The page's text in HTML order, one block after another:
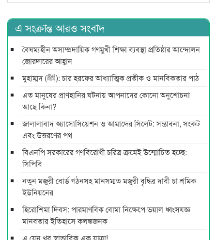
এ সংক্রান্ত আরও সংবাদ
বৈষম্যহীন অসাম্প্রদায়িক গণমুখী শিক্ষা ব্যবস্থা প্রতিষ্ঠার আন্দোলন
জোরদারের আহ্বান
মুহাম্মদ (ﷺ): চার হরফের আধ্যাত্মিক প্রতীক ও মানবিকতার পাঠ
এত মানুষের প্রাণহানির ঘটনায় আপনাদের কোনো অনুশোচনা
আছে কিনা?
জালালাবাদ অ্যাসোসিয়েশন ও আমাদের সিলেট: সম্ভাবনা, সংকট
এবং উত্তরণের পথ
বিএনপি সরকারের গণবিরোধী চরিত্র ক্রমেই উন্মোচিত হচ্ছে:
সিপিবি
নতুন মজুরী বোর্ড গঠনসহ মানসম্মত মজুরী বৃদ্ধির দাবী চা শ্রমিক
ইউনিয়নের
হিরোশিমা দিবস: পারমাণবিক বোমা নিক্ষেপে ভয়াল ধ্বংসযজ্ঞ
মানবতার ইতিহাসে কলঙ্কজনক